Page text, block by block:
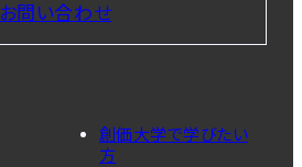
お問い合わせ
創価大学で学びたい
方